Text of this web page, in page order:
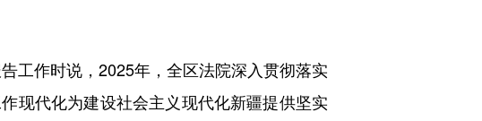
作时说，2025年，全区法院深入贯彻落实
现代化为建设社会主义现代化新疆提供坚实